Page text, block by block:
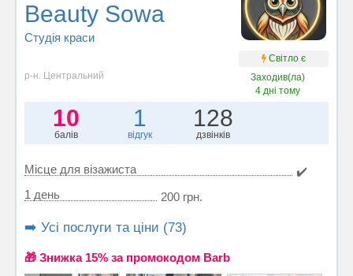
Beauty Sowa
Студія краси
Світло є
р-н. Центральний
Заходив(ла)
4 дні тому
10
балів
1
відгук
128
дзвінків
Місце для візажиста
✔️
1 день
200 грн.
➡️ Усі послуги та ціни (73)
🎁 Знижка 15% за промокодом Barb